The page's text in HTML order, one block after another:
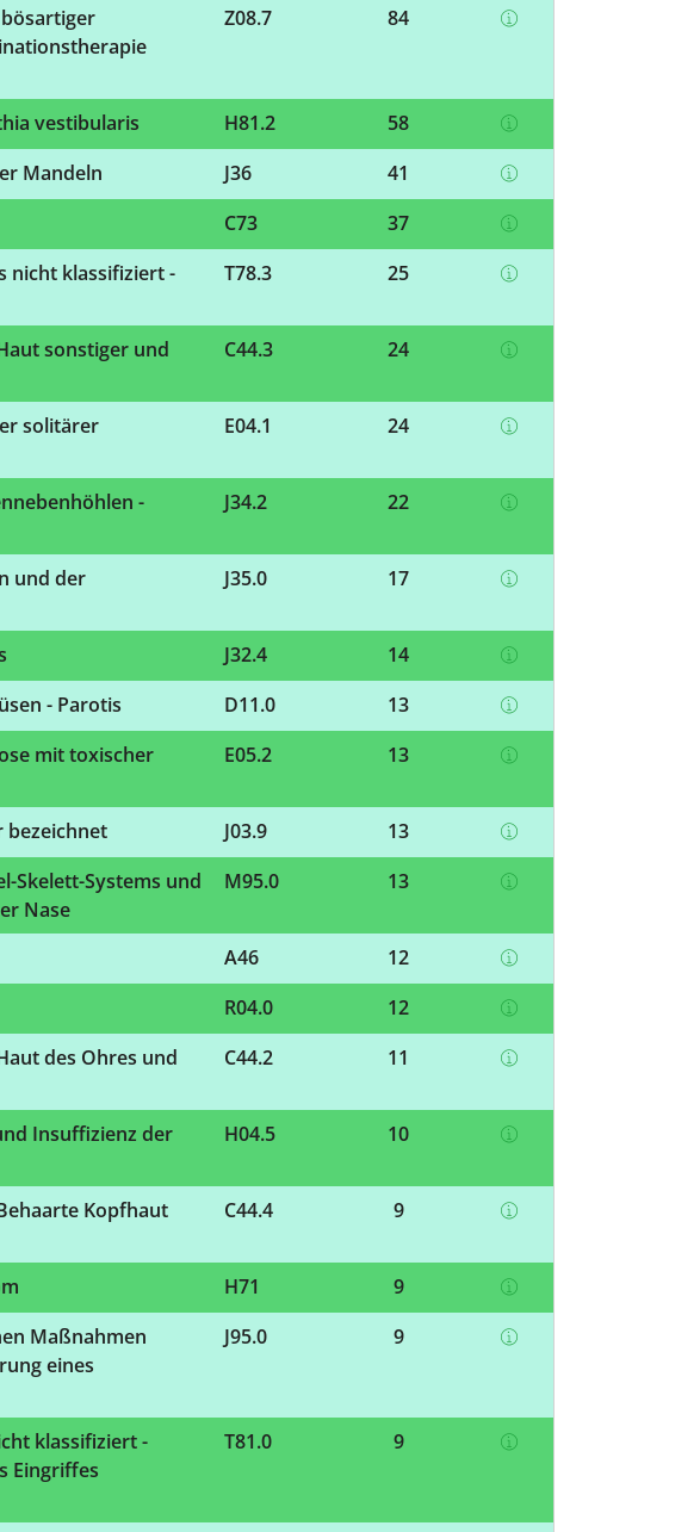
Z08.7 84
vestibularis H81.2
58
Mandeln
J36
41
C73
37
nicht klassifiziert -
T78.3 25
sonstiger und
C44.3 24
solitärer
E04.1 24
-
J34.2 22
und der
J35.0 17
J32.4
14
- Parotis
D11.0
13
mit toxischer
E05.2 13
bezeichnet J03.9
13
Skelett-Systems und
Nase
M95.0 13
A46
12
R04.0
12
des Ohres und
C44.2 11
Insuffizienz der
H04.5 10
Kopfhaut
C44.4 9
H71
9
Maßnahmen
eines
J95.0 9
klassifiziert -
Eingriffes
T81.0 9